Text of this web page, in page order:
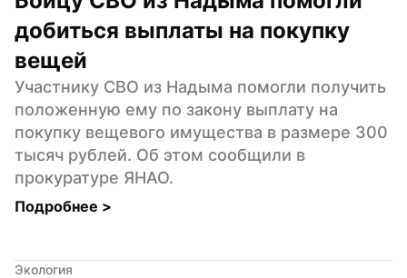
добиться выплаты на покупку
вещей
Участнику СВО из Надыма помогли получить
положенную ему по закону выплату на
покупку вещевого имущества в размере 300
тысяч рублей. Об этом сообщили в
прокуратуре ЯНАО.
Подробнее >
Экология